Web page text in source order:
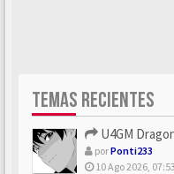
TEMAS RECIENTES
U4GM
porPonti233
10 Ago 2026, 07:53